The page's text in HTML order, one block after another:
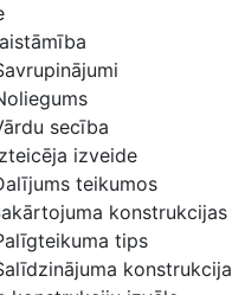
secība
izveide
teikumos
konstrukcijas
tips
konstrukcija